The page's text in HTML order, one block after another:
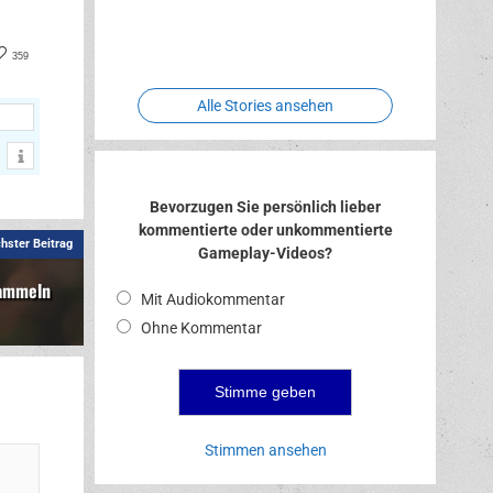
359
Beitrag
Alle Stories ansehen
Bevorzugen Sie persönlich lieber
kommentierte oder unkommentierte
Gameplay-Videos?
Mit Audiokommentar
Ohne Kommentar
Stimmen ansehen